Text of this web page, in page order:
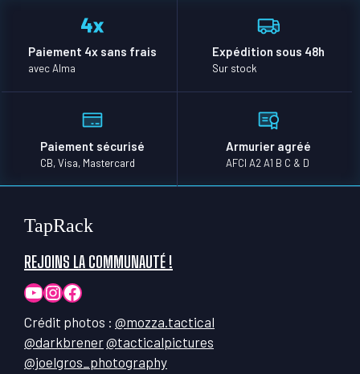
Paiement 4x sans frais
avec Alma
Expédition sous 48h
Sur stock
Paiement sécurisé
CB, Visa, Mastercard
Armurier agréé
AFCI A2 A1 B C & D
TapRack
REJOINS LA COMMUNAUTÉ !
YouTube
Instagram
Facebook
Crédit photos : @mozza.tactical
@darkbrener@tacticalpictures
@joelgros_photography